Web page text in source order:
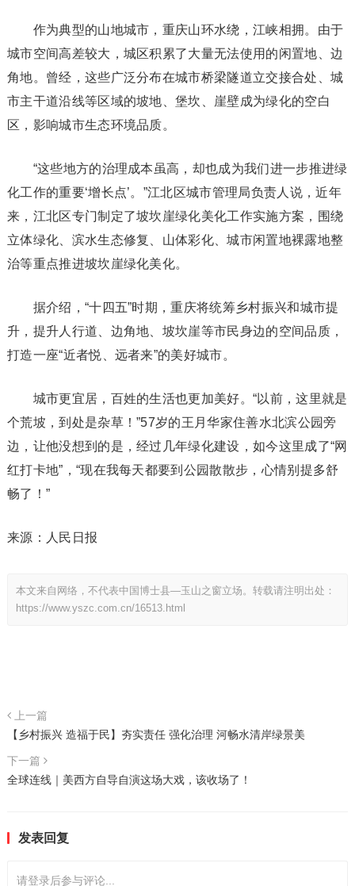
作为典型的山地城市，重庆山环水绕，江峡相拥。由于
城市空间高差较大，城区积累了大量无法使用的闲置地、边
角地。曾经，这些广泛分布在城市桥梁隧道立交接合处、城
市主干道沿线等区域的坡地、堡坎、崖壁成为绿化的空白
区，影响城市生态环境品质。
“这些地方的治理成本虽高，却也成为我们进一步推进绿
化工作的重要‘增长点’。”江北区城市管理局负责人说，近年
来，江北区专门制定了坡坎崖绿化美化工作实施方案，围绕
立体绿化、滨水生态修复、山体彩化、城市闲置地裸露地整
治等重点推进坡坎崖绿化美化。
据介绍，“十四五”时期，重庆将统筹乡村振兴和城市提
升，提升人行道、边角地、坡坎崖等市民身边的空间品质，
打造一座“近者悦、远者来”的美好城市。
城市更宜居，百姓的生活也更加美好。“以前，这里就是
个荒坡，到处是杂草！”57岁的王月华家住善水北滨公园旁
边，让他没想到的是，经过几年绿化建设，如今这里成了“网
红打卡地”，“现在我每天都要到公园散散步，心情别提多舒
畅了！”
来源：人民日报
本文来自网络，不代表中国博士县—玉山之窗立场。转载请注明出处：
https://www.yszc.com.cn/16513.html
上一篇
【乡村振兴 造福于民】夯实责任 强化治理 河畅水清岸绿景美
下一篇
全球连线｜美西方自导自演这场大戏，该收场了！
发表回复
请登录后参与评论...